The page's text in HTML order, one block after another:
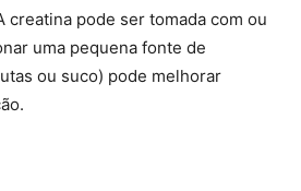
creatina pode ser tomada com ou
uma pequena fonte de
ou suco) pode melhorar